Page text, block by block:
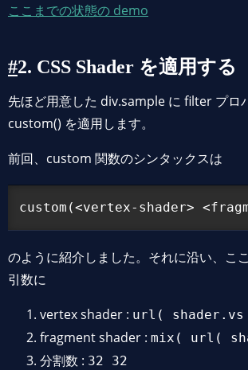
ここまでの状態の demo
2. CSS Shader を適用する
先ほど用意した div.sample に filter プロ
custom() を適用します。
前回、custom 関数のシンタックスは
のように紹介しました。それに沿い、こ
引数に
vertex shader : url(
fragment shader : mix( url(
分割数 : 32 32